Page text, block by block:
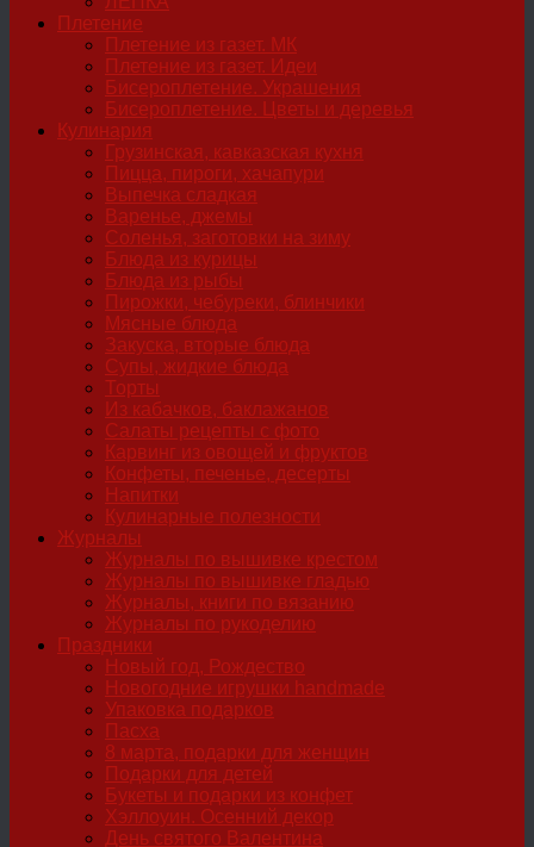
Плетение
Плетение из газет. МК
Плетение из газет. Идеи
Бисероплетение. Украшения
Бисероплетение. Цветы и деревья
Кулинария
Грузинская, кавказская кухня
Пицца, пироги, хачапури
Выпечка сладкая
Варенье, джемы
Соленья, заготовки на зиму
Блюда из курицы
Блюда из рыбы
Пирожки, чебуреки, блинчики
Мясные блюда
Закуска, вторые блюда
Супы, жидкие блюда
Торты
Из кабачков, баклажанов
Салаты рецепты с фото
Карвинг из овощей и фруктов
Конфеты, печенье, десерты
Напитки
Кулинарные полезности
Журналы
Журналы по вышивке крестом
Журналы по вышивке гладью
Журналы, книги по вязанию
Журналы по рукоделию
Праздники
Новый год, Рождество
Новогодние игрушки handmade
Упаковка подарков
Пасха
8 марта, подарки для женщин
Подарки для детей
Букеты и подарки из конфет
Хэллоуин. Осенний декор
День святого Валентина